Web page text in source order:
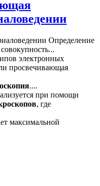
Определение
электронных
просвечивающая
....
при помощи
, где
максимальной